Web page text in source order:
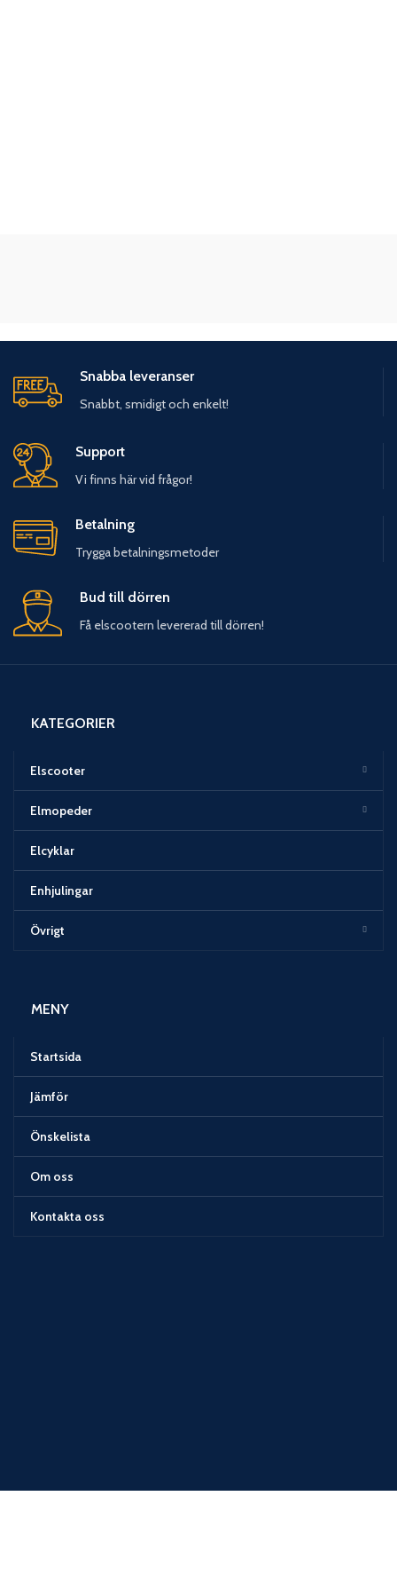
Snabba leveranser
Snabbt, smidigt och enkelt!
Support
Vi finns här vid frågor!
Betalning
Trygga betalningsmetoder
Bud till dörren
Få elscootern levererad till dörren!
KATEGORIER
Elscooter
Elmopeder
Elcyklar
Enhjulingar
Övrigt
MENY
Startsida
Jämför
Önskelista
Om oss
Kontakta oss